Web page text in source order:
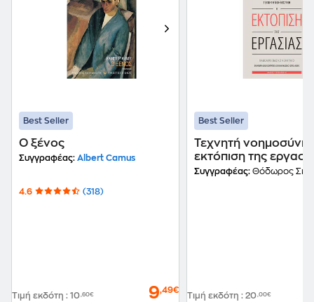
Best Seller
Ο ξένος
Συγγραφέας: Albert Camus
4.6 (318)
Τιμή εκδότη : 10,60€ 9,49€
Best Seller
Τεχνητή νοημοσύνη:
εκτόπιση της
Συγγραφέας: Θόδωρος
Τιμή εκδότη : 20,00€